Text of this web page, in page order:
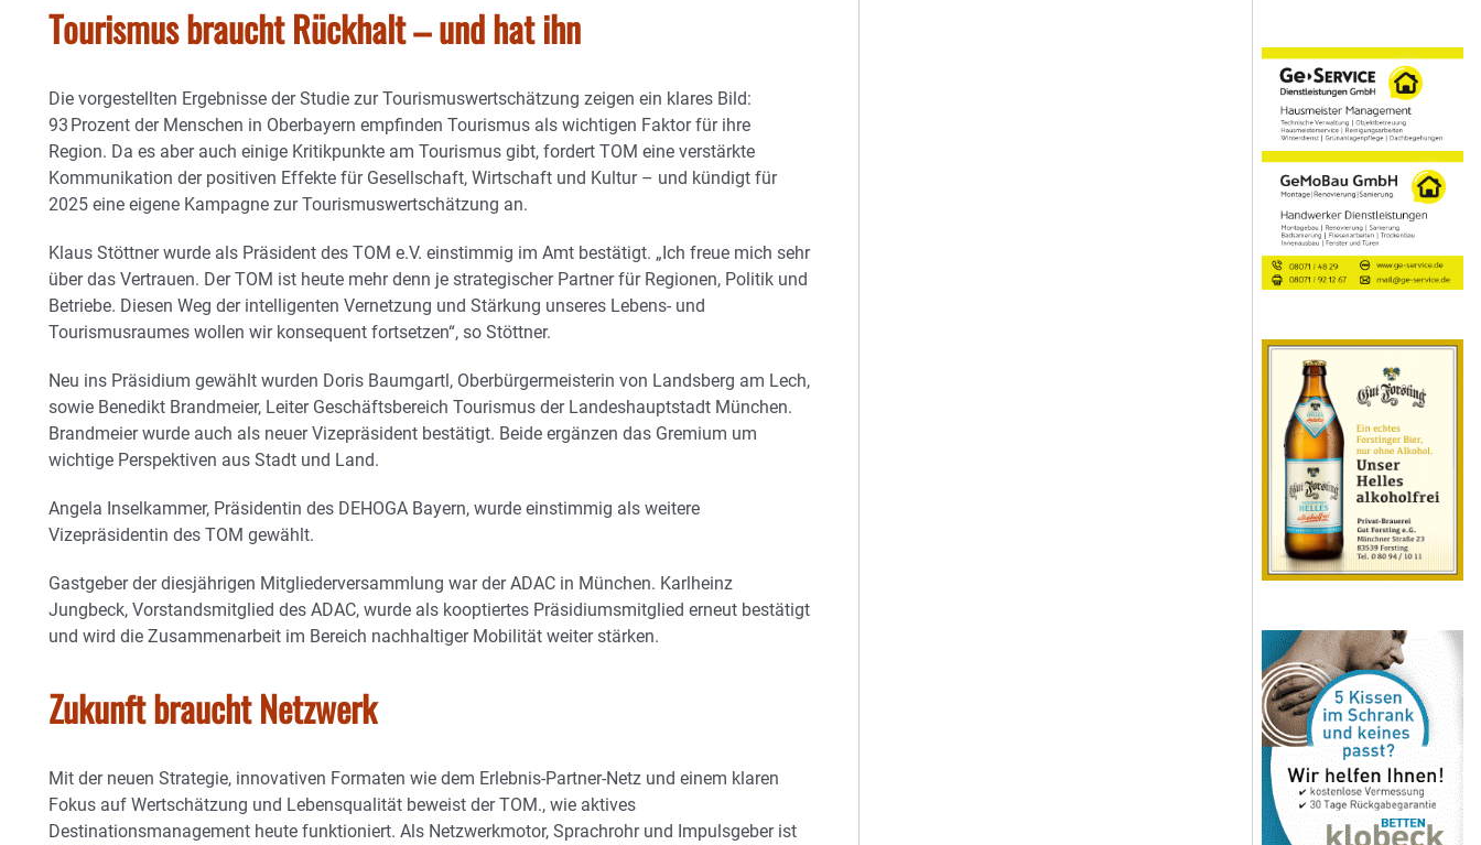
Tourismus braucht Rückhalt – und hat ihn
Die vorgestellten Ergebnisse der Studie zur Tourismuswertschätzung zeigen ein klares Bild:
93 Prozent der Menschen in Oberbayern empfinden Tourismus als wichtigen Faktor für ihre
Region. Da es aber auch einige Kritikpunkte am Tourismus gibt, fordert TOM eine verstärkte
Kommunikation der positiven Effekte für Gesellschaft, Wirtschaft und Kultur – und kündigt für
2025 eine eigene Kampagne zur Tourismuswertschätzung an.
Klaus Stöttner wurde als Präsident des TOM e.V. einstimmig im Amt bestätigt. „Ich freue mich sehr
über das Vertrauen. Der TOM ist heute mehr denn je strategischer Partner für Regionen, Politik und
Betriebe. Diesen Weg der intelligenten Vernetzung und Stärkung unseres Lebens- und
Tourismusraumes wollen wir konsequent fortsetzen“, so Stöttner.
Neu ins Präsidium gewählt wurden Doris Baumgartl, Oberbürgermeisterin von Landsberg am Lech,
sowie Benedikt Brandmeier, Leiter Geschäftsbereich Tourismus der Landeshauptstadt München.
Brandmeier wurde auch als neuer Vizepräsident bestätigt. Beide ergänzen das Gremium um
wichtige Perspektiven aus Stadt und Land.
Angela Inselkammer, Präsidentin des DEHOGA Bayern, wurde einstimmig als weitere
Vizepräsidentin des TOM gewählt.
Gastgeber der diesjährigen Mitgliederversammlung war der ADAC in München. Karlheinz
Jungbeck, Vorstandsmitglied des ADAC, wurde als kooptiertes Präsidiumsmitglied erneut bestätigt
und wird die Zusammenarbeit im Bereich nachhaltiger Mobilität weiter stärken.
Zukunft braucht Netzwerk
Mit der neuen Strategie, innovativen Formaten wie dem Erlebnis-Partner-Netz und einem klaren
Fokus auf Wertschätzung und Lebensqualität beweist der TOM., wie aktives
Destinationsmanagement heute funktioniert. Als Netzwerkmotor, Sprachrohr und Impulsgeber ist